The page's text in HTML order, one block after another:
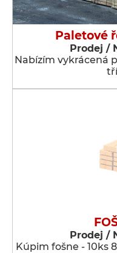
Paletové
Prodej /
Nabízím vykrácená
Prodej /
Kúpim fošne - 10ks